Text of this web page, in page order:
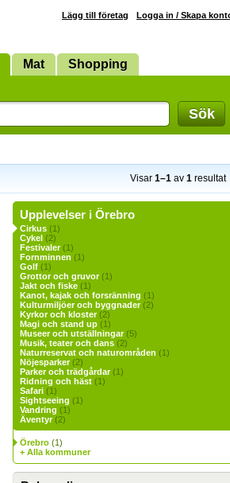
Lägg till företag Logga in / Skapa
Mat Shopping
Sök
Visar 1–1 av 1 resultat
Upplevelser i Örebro
Cirkus (1)
Cykel (2)
Festivaler(1)
Fornminnen (1)
Golf (1)
Grottor och gruvor(1)
Jakt och fiske (1)
Kanot, kajak och forsränning (1)
Kulturmiljöer och byggnader(2)
Kyrkor och kloster(2)
Magi och stand up (1)
Museer och utställningar(5)
Musik, teater och dans (2)
Naturreservat och naturområden (1)
Nöjesparker(2)
Parker och trädgårdar(1)
Ridning och häst (1)
Safari (1)
Sightseeing (1)
Vandring (1)
Äventyr(2)
Örebro (1)
+ Alla kommuner